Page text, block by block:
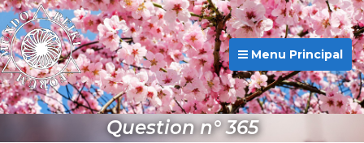
Menu Principal
Question n° 365